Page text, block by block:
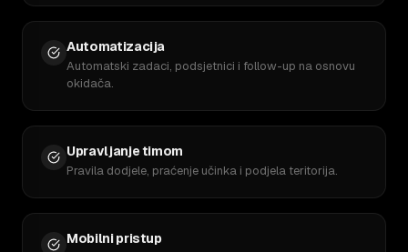
Automatizacija
Automatski zadaci, podsjetnici i follow-up na osnovu
okidača.
Upravljanje timom
Pravila dodjele, praćenje učinka i podjela teritorija.
Mobilni pristup